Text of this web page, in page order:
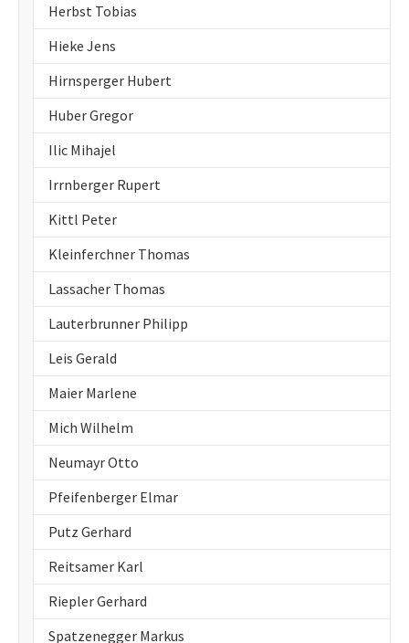
Herbst Tobias
Hieke Jens
Hirnsperger Hubert
Huber Gregor
Ilic Mihajel
Irrnberger Rupert
Kittl Peter
Kleinferchner Thomas
Lassacher Thomas
Lauterbrunner Philipp
Leis Gerald
Maier Marlene
Mich Wilhelm
Neumayr Otto
Pfeifenberger Elmar
Putz Gerhard
Reitsamer Karl
Riepler Gerhard
Spatzenegger Markus